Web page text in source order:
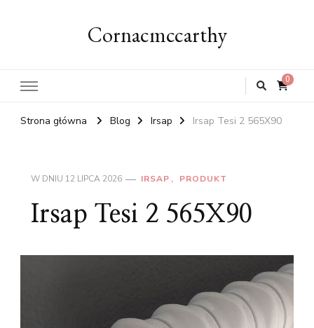
Cornacmccarthy
0
Strona główna Blog Irsap Irsap Tesi 2 565X90
W DNIU 12 LIPCA 2026 IRSAP PRODUKT
Irsap Tesi 2 565X90